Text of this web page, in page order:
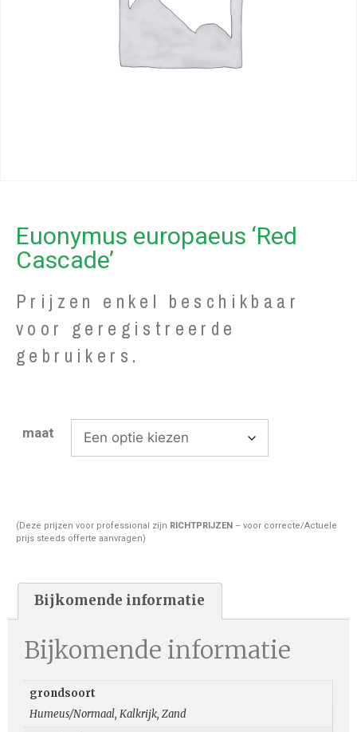
Euonymus europaeus ‘Red
Cascade’
Prijzen enkel beschikbaar
voor geregistreerde
gebruikers.
maat
(Deze prijzen voor professional zijn RICHTPRIJZEN – voor correcte/Actuele
prijs steeds offerte aanvragen)
Bijkomende informatie
Bijkomende informatie
grondsoort
Humeus/Normaal, Kalkrijk, Zand